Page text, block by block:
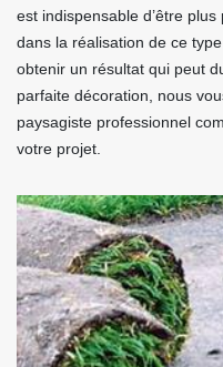
est indispensable d’être
dans la réalisation de ce
obtenir un résultat qui peut
parfaite décoration, nous
paysagiste professionnel
votre projet.